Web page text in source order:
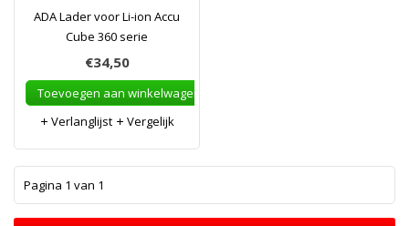
ADA Lader voor Li-ion Accu
Cube 360 serie
€34,50
Toevoegen aan winkelwagen
Verlanglijst
Vergelijk
Pagina 1 van 1